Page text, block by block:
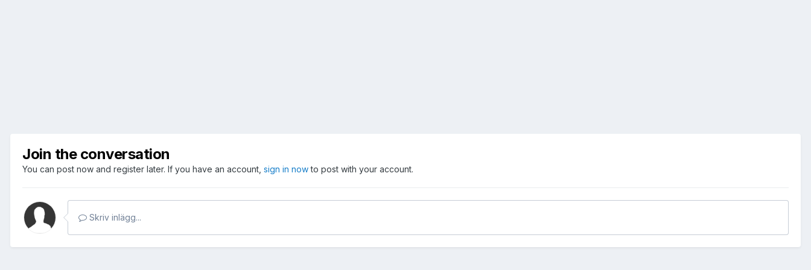
Join the conversation
You can post now and register later. If you have an account, sign in nowto post with your account.
Skriv inlägg...